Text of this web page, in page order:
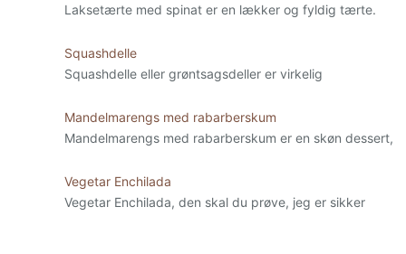
Laksetærte med spinat er en lækker og fyldig tærte.
Squashdelle
Squashdelle eller grøntsagsdeller er virkelig
Mandelmarengs med rabarberskum
Mandelmarengs med rabarberskum er en skøn dessert,
Vegetar Enchilada
Vegetar Enchilada, den skal du prøve, jeg er sikker